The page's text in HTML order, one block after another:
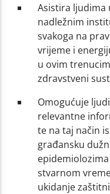
Asistira ljudima
nadležnim
svakoga na
vrijeme i
u ovim
zdravstveni
Omogućuje
relevantne
te na taj način
građansku
stvarnom
ukidanje